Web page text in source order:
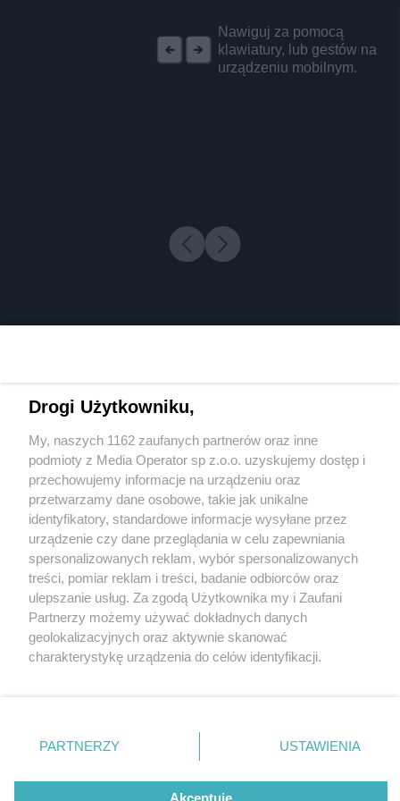
Nawiguj za pomocą
klawiatury, lub gestów na
urządzeniu mobilnym.
1 / 0
Wydawca mediów lokalnych
Nie zapomnij
zapoznać się z:
polityką prywatności regulamin korzystania z portali
Twojemiasto
Piekary Śląskie
Chorzów
Tarnowskie Góry
Gliwice
Skontakuj sięz nami
Kontakt
Wydawca
Redakcja
Drogi Użytkowniku,
My, naszych 1162 zaufanych partnerów oraz inne
podmioty z Media Operator sp z.o.o. uzyskujemy dostęp i
przechowujemy informacje na urządzeniu oraz
przetwarzamy dane osobowe, takie jak unikalne
identyfikatory, standardowe informacje wysyłane przez
urządzenie czy dane przeglądania w celu zapewniania
spersonalizowanych reklam, wybór spersonalizowanych
treści, pomiar reklam i treści, badanie odbiorców oraz
ulepszanie usług. Za zgodą Użytkownika my i Zaufani
Partnerzy możemy używać dokładnych danych
geolokalizacyjnych oraz aktywnie skanować
charakterystykę urządzenia do celów identyfikacji.
zmienić/wycofać klikając przycisk ustawień prywatności
znajdujący się w lewym dolnym rogu strony
rodzaje przetwarzania danych nie wymagają zgody
użytkownika, ale masz prawo sprzeciwić się takiemu
PARTNERZY USTAWIENIA
Akceptuję